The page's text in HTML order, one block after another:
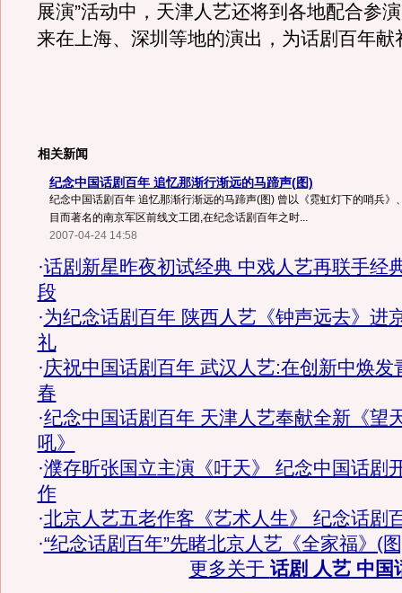
展演”活动中，天津人艺还将到各地配合参
来在上海、深圳等地的演出，为话剧百年献
相关新闻
纪念中国话剧百年 追忆那渐行渐远的马蹄声(图)
纪念中国话剧百年 追忆那渐行渐远的马蹄声(图) 曾以《霓虹灯下的哨兵》
目而著名的南京军区前线文工团,在纪念话剧百年之时...
2007-04-24 14:58
·话剧新星昨夜初试经典 中戏人艺再联手经
段
·为纪念话剧百年 陕西人艺《钟声远去》进
礼
·庆祝中国话剧百年 武汉人艺:在创新中焕发
春
·纪念中国话剧百年 天津人艺奉献全新《望
吼》
·濮存昕张国立主演《吁天》 纪念中国话剧
作
·北京人艺五老作客《艺术人生》 纪念话剧
·“纪念话剧百年”先睹北京人艺《全家福》(
更多关于 话剧 人艺 中国